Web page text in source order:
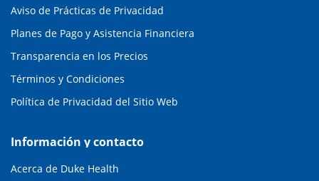
Aviso de Prácticas de Privacidad
Planes de Pago y Asistencia Financiera
Transparencia en los Precios
Términos y Condiciones
Política de Privacidad del Sitio Web
Información y contacto
Acerca de Duke Health